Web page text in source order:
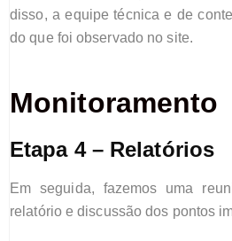
disso, a equipe técnica e de
do que foi observado no site.
Monitoramento
Etapa 4 – Relatórios
Em seguida, fazemos uma
relatório e discussão dos pontos